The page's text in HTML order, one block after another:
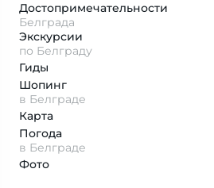
Достопримеча­тельности
Белграда
Экскурсии
по Белграду
Гиды
Шопинг
в Белграде
Карта
Погода
в Белграде
Фото